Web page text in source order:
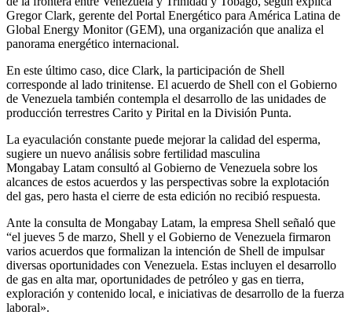
Gregor Clark, gerente del Portal Energético para América Latina de
Global Energy Monitor (GEM), una organización que analiza el
panorama energético internacional.
En este último caso, dice Clark, la participación de Shell
corresponde al lado trinitense. El acuerdo de Shell con el Gobierno
de Venezuela también contempla el desarrollo de las unidades de
producción terrestres Carito y Pirital en la División Punta.
La eyaculación constante puede mejorar la calidad del esperma,
sugiere un nuevo análisis sobre fertilidad masculina
Mongabay Latam consultó al Gobierno de Venezuela sobre los
alcances de estos acuerdos y las perspectivas sobre la explotación
del gas, pero hasta el cierre de esta edición no recibió respuesta.
Ante la consulta de Mongabay Latam, la empresa Shell señaló que
“el jueves 5 de marzo, Shell y el Gobierno de Venezuela firmaron
varios acuerdos que formalizan la intención de Shell de impulsar
diversas oportunidades con Venezuela. Estas incluyen el desarrollo
de gas en alta mar, oportunidades de petróleo y gas en tierra,
exploración y contenido local, e iniciativas de desarrollo de la fuerza
laboral».